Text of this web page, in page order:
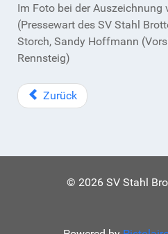
Im Foto bei der
(Pressewart des SV Stahl
Storch, Sandy Hoffmann
Rennsteig)
Zurück
© 2026 SV Stahl